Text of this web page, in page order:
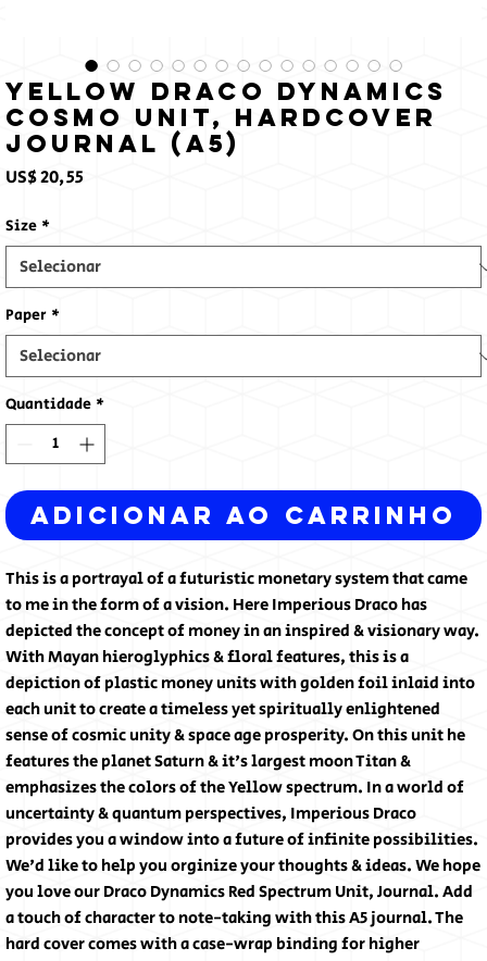
Yellow Draco Dynamics
Cosmo Unit, Hardcover
Journal (A5)
US$ 20,55
Size *
Paper *
Quantidade *
Adicionar ao carrinho
This is a portrayal of a futuristic monetary system that came
to me in the form of a vision. Here Imperious Draco has
depicted the concept of money in an inspired & visionary way.
With Mayan hieroglyphics & floral features, this is a
depiction of plastic money units with golden foil inlaid into
each unit to create a timeless yet spiritually enlightened
sense of cosmic unity & space age prosperity. On this unit he
features the planet Saturn & it's largest moon Titan &
emphasizes the colors of the Yellow spectrum. In a world of
uncertainty & quantum perspectives, Imperious Draco
provides you a window into a future of infinite possibilities.
We'd like to help you orginize your thoughts & ideas. We hope
you love our Draco Dynamics Red Spectrum Unit, Journal. Add
a touch of character to note-taking with this A5 journal. The
hard cover comes with a case-wrap binding for higher